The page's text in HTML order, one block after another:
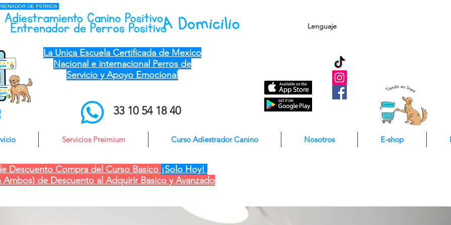
el mejor entrenador de perros a domicilio qro ver pue gdl cdmx mty cdmx modest
dog adiestramiento canino
La Unica Escuela Certificada de Mexico
Nacional e internacional Perros de
Servicio y Apoyo Emocional
33 10 54 18 40
DE PERROS
Lenguaje
Servicios Preimium Curso Adiestrador Canino Nosotros E-shop
Descuento Compra del Curso Basico ¡Solo Hoy!
Ambos) de Descuento al Adquirir Basico y Avanzado